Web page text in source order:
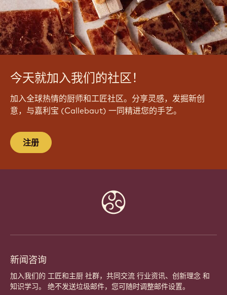
今天就加入我们的社区！
意，与嘉利宝 (Callebaut) 一同精进您的手艺。
注册